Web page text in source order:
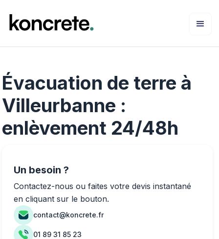
Évacuation de terre à
Villeurbanne :
enlèvement 24/48h
Un besoin ?
Contactez-nous ou faites votre devis instantané
en cliquant sur le bouton.
contact@koncrete.fr
01 89 31 85 23